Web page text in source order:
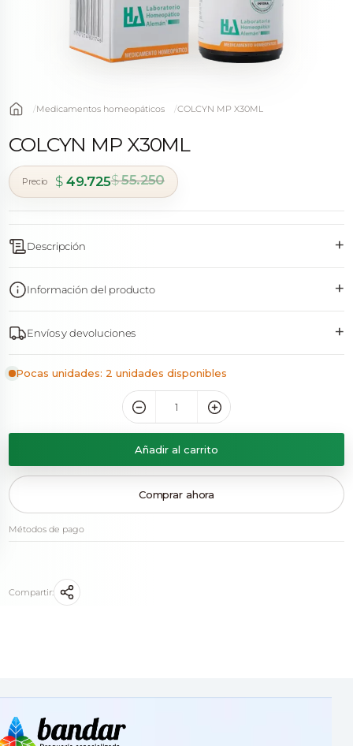
Medicamentos homeopáticos COLCYN MP X30ML
COLCYN MP X30ML
$55.250
El precio original era: $ 55.250.
$49.725El precio actual es: $ 49.725.
Descripción +
Información del producto +
Envíos y devoluciones +
Pocas unidades: 2 unidades disponibles
Añadir al carrito
Comprar ahora
Métodos de pago
Compartir: